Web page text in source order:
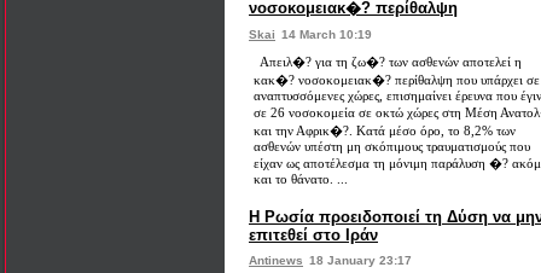
νοσοκομειακ�? περίθαλψη
Skai 14 March 10:19
Απειλ�? για τη ζω�? των ασθενών αποτελεί η
κακ�? νοσοκομειακ�? περίθαλψη που υπάρχει σε
αναπτυσσόμενες χώρες, επισημαίνει έρευνα που
σε 26 νοσοκομεία σε οκτώ χώρες στη Μέση
και την Αφρικ�?. Κατά μέσο όρο, το 8,2% των
ασθενών υπέστη μη σκόπιμους τραυματισμούς που
είχαν ως αποτέλεσμα τη μόνιμη παράλυση �?
και το θάνατο. ...
Η Ρωσία προειδοποιεί τη Δύση να
επιτεθεί στο Ιράν
Antinews 18 January 23:17